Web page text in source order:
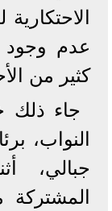
عدم وجود
كثير من
جاء ذلك
النواب،
جبالي،
المشتركة